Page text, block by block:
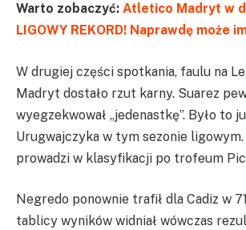
Warto zobaczyć: Atletico Madryt w
LIGOWY REKORD! Naprawdę może
W drugiej części spotkania, faulu na
Madryt dostało rzut karny. Suarez
wyegzekwował „jedenastkę”. Było to
Urugwajczyka w tym sezonie
prowadzi w klasyfikacji po trofeum
Negredo ponownie trafił dla Cadiz w
tablicy wyników widniał wówczas